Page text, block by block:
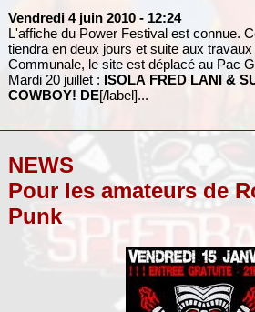
Vendredi 4 juin 2010 - 12:24
L'affiche du Power Festival est connue.
tiendra en deux jours et suite aux
Communale, le site est déplacé au Pac
Mardi 20 juillet : ISOLA FRED LANI &
COWBOY! DE[/label]...
NEWS
Pour les amateurs de
Punk